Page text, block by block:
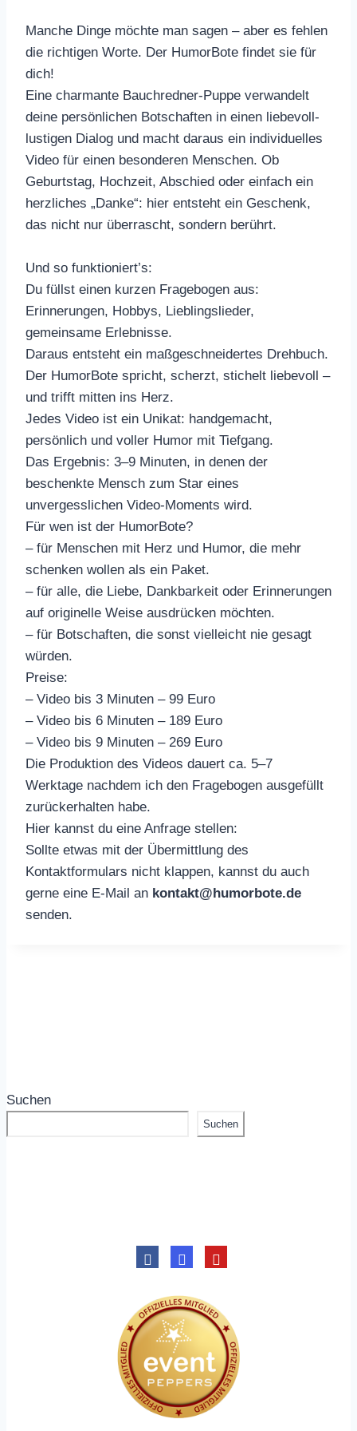
Manche Dinge möchte man sagen – aber es fehlen
die richtigen Worte. Der HumorBote findet sie für
dich!
Eine charmante Bauchredner-Puppe verwandelt
deine persönlichen Botschaften in einen liebevoll-
lustigen Dialog und macht daraus ein individuelles
Video für einen besonderen Menschen. Ob
Geburtstag, Hochzeit, Abschied oder einfach ein
herzliches „Danke“: hier entsteht ein Geschenk,
das nicht nur überrascht, sondern berührt.
Und so funktioniert’s:
Du füllst einen kurzen Fragebogen aus:
Erinnerungen, Hobbys, Lieblingslieder,
gemeinsame Erlebnisse.
Daraus entsteht ein maßgeschneidertes Drehbuch.
Der HumorBote spricht, scherzt, stichelt liebevoll –
und trifft mitten ins Herz.
Jedes Video ist ein Unikat: handgemacht,
persönlich und voller Humor mit Tiefgang.
Das Ergebnis: 3–9 Minuten, in denen der
beschenkte Mensch zum Star eines
unvergesslichen Video-Moments wird.
Für wen ist der HumorBote?
– für Menschen mit Herz und Humor, die mehr
schenken wollen als ein Paket.
– für alle, die Liebe, Dankbarkeit oder Erinnerungen
auf originelle Weise ausdrücken möchten.
– für Botschaften, die sonst vielleicht nie gesagt
würden.
Preise:
– Video bis 3 Minuten – 99 Euro
– Video bis 6 Minuten – 189 Euro
– Video bis 9 Minuten – 269 Euro
Die Produktion des Videos dauert ca. 5–7
Werktage nachdem ich den Fragebogen ausgefüllt
zurückerhalten habe.
Hier kannst du eine Anfrage stellen:
Sollte etwas mit der Übermittlung des
Kontaktformulars nicht klappen, kannst du auch
gerne eine E-Mail an kontakt@humorbote.de
senden.
Suchen
Suchen